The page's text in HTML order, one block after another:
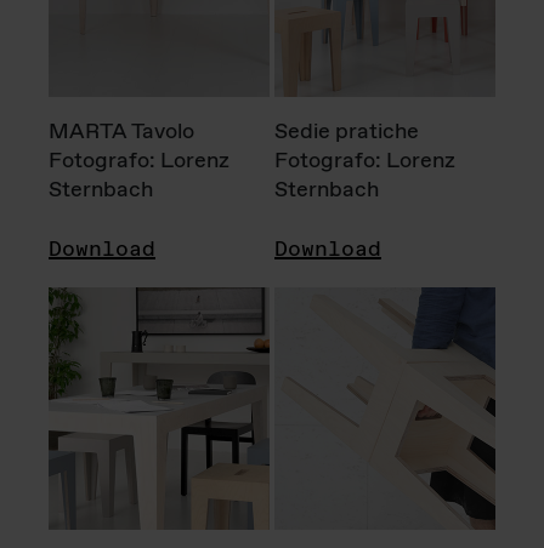
MARTA Tavolo
Fotografo: Lorenz
Sternbach
Download
Sedie pratiche
Fotografo: Lorenz
Sternbach
Download